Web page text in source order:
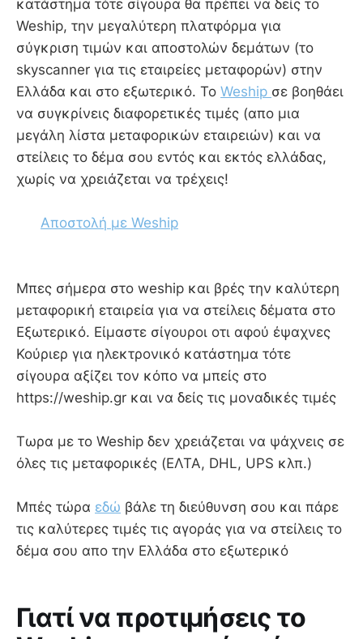
κατάστημα τότε σίγουρα θα πρέπει να δείς το
Weship, την μεγαλύτερη πλατφόρμα για
σύγκριση τιμών και αποστολών δεμάτων (το
skyscanner για τις εταιρείες μεταφορών) στην
Ελλάδα και στο εξωτερικό. Το Weship σε βοηθάει
να συγκρίνεις διαφορετικές τιμές (απο μια
μεγάλη λίστα μεταφορικών εταιρειών) και να
στείλεις το δέμα σου εντός και εκτός ελλάδας,
χωρίς να χρειάζεται να τρέχεις!
Αποστολή με Weship
Mπες σήμερα στο weship και βρές την καλύτερη
μεταφορική εταιρεία για να στείλεις δέματα στο
Εξωτερικό. Είμαστε σίγουροι οτι αφού έψαχνες
Κούριερ για ηλεκτρονικό κατάστημα τότε
σίγουρα αξίζει τον κόπο να μπείς στο
https://weship.gr και να δείς τις μοναδικές τιμές
Τωρα με το Weship δεν χρειάζεται να ψάχνεις σε
όλες τις μεταφορικές (ΕΛΤΑ, DHL, UPS κλπ.)
Μπές τώρα εδώ βάλε τη διεύθυνση σου και πάρε
τις καλύτερες τιμές τις αγοράς για να στείλεις το
δέμα σου απο την Ελλάδα στο εξωτερικό
Γιατί να προτιμήσεις το